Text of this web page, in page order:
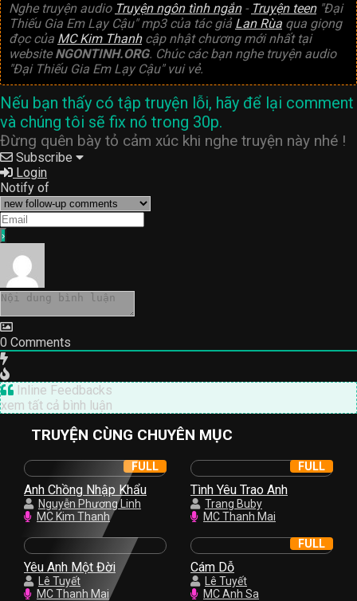
Nghe truyện audio Truyện ngôn tình ngắn- Truyện teen"Đại
Thiếu Gia Em Lạy Cậu" mp3 của tác giả Lan Rùa qua giọng
đọc của MC Kim Thanhcập nhật chương mới nhất tại
website NGONTINH.ORG. Chúc các bạn nghe truyện audio
"Đại Thiếu Gia Em Lạy Cậu" vui vẻ.
Nếu bạn thấy có tập truyện lỗi, hãy để lại comment
và chúng tôi sẽ fix nó trong 30p.
Đừng quên bày tỏ cảm xúc khi nghe truyện này nhé !
Subscribe
Login
Notify of
0 Comments
Inline Feedbacks
xem tất cả bình luận
TRUYỆN CÙNG CHUYÊN MỤC
Anh Chồng Nhập Khẩu
Nguyễn Phương Linh
MC Kim Thanh
FULL
Tình Yêu Trao Anh
Trang Buby
MC Thanh Mai
FULL
Yêu Anh Một Đời
Lê Tuyết
MC Thanh Mai
Cám Dỗ
Lê Tuyết
MC Anh Sa
FULL